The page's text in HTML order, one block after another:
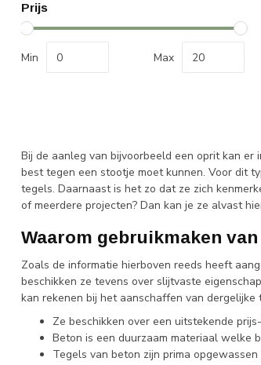
Prijs
Min Max
Bij de aanleg van bijvoorbeeld een oprit kan
best tegen een stootje moet kunnen. Voor dit
tegels. Daarnaast is het zo dat ze zich
of meerdere projecten? Dan kan je ze alvast
Waarom gebruikmaken
Zoals de informatie hierboven reeds heeft
beschikken ze tevens over slijtvaste
kan rekenen bij het aanschaffen van dergelijke
Ze beschikken over een uitstekende
Beton is een duurzaam materiaal welke
Tegels van beton zijn prima